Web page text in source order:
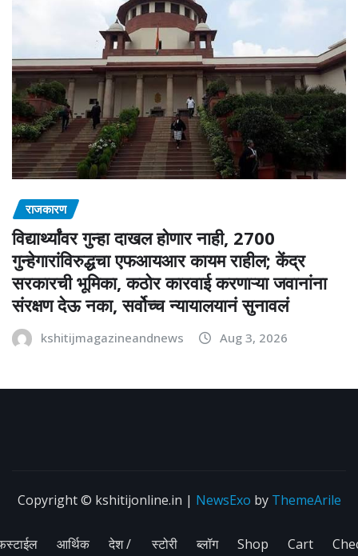
राजकारण
विद्यार्थ्यांवर गुन्हा दाखल होणार नाही, 2700
गुन्हेगारांविरुद्धचा एफआयआर कायम राहील; केंद्र
सरकारची भूमिका, कठोर कारवाई करणाऱ्या जवानांना
संरक्षण देऊ नका, सर्वोच्च न्यायालयानं सुनावलं
kshitijmagazineandnews Aug 3, 2026
Copyright © kshitijonline.in | NewsExo by ThemeArile
आर्थिक
देश /
स्टोरी ब्लॉग Shop Cart